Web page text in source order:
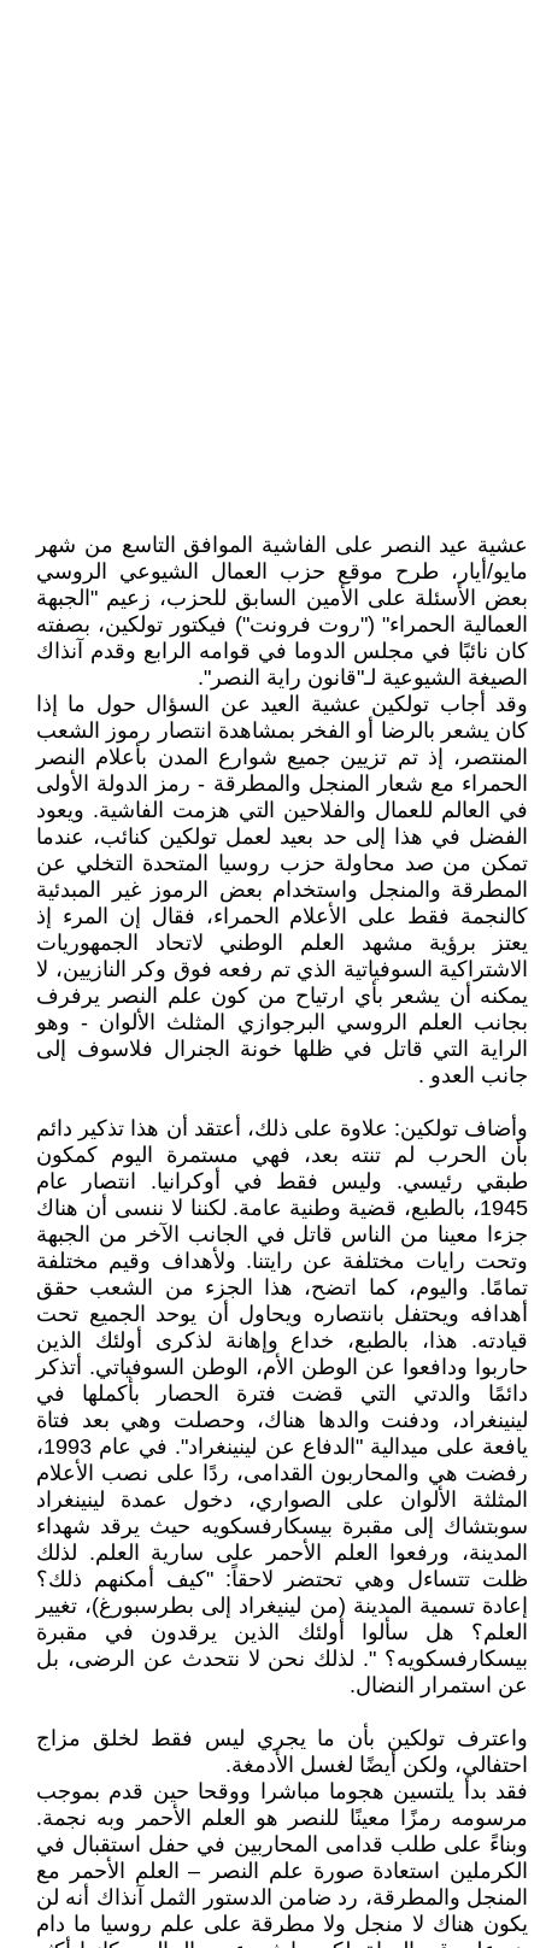
عشية عيد النصر على الفاشية الموافق التاسع من شهر
مايو/أيار، طرح موقع حزب العمال الشيوعي الروسي
بعض الأسئلة على الأمين السابق للحزب، زعيم "الجبهة
العمالية الحمراء" ("روت فرونت") فيكتور تولكين، بصفته
كان نائبًا في مجلس الدوما في قوامه الرابع وقدم آنذاك
الصيغة الشيوعية لـ"قانون راية النصر".
وقد أجاب تولكين عشية العيد عن السؤال حول ما إذا
كان يشعر بالرضا أو الفخر بمشاهدة انتصار رموز الشعب
المنتصر، إذ تم تزيين جميع شوارع المدن بأعلام النصر
الحمراء مع شعار المنجل والمطرقة - رمز الدولة الأولى
في العالم للعمال والفلاحين التي هزمت الفاشية. ويعود
الفضل في هذا إلى حد بعيد لعمل تولكين كنائب، عندما
تمكن من صد محاولة حزب روسيا المتحدة التخلي عن
المطرقة والمنجل واستخدام بعض الرموز غير المبدئية
كالنجمة فقط على الأعلام الحمراء، فقال إن المرء إذ
يعتز برؤية مشهد العلم الوطني لاتحاد الجمهوريات
الاشتراكية السوفياتية الذي تم رفعه فوق وكر النازيين، لا
يمكنه أن يشعر بأي ارتياح من كون علم النصر يرفرف
بجانب العلم الروسي البرجوازي المثلث الألوان - وهو
الراية التي قاتل في ظلها خونة الجنرال فلاسوف إلى
جانب العدو .
وأضاف تولكين: علاوة على ذلك، أعتقد أن هذا تذكير دائم
بأن الحرب لم تنته بعد، فهي مستمرة اليوم كمكون
طبقي رئيسي. وليس فقط في أوكرانيا. انتصار عام
1945، بالطبع، قضية وطنية عامة. لكننا لا ننسى أن هناك
جزءا معينا من الناس قاتل في الجانب الآخر من الجبهة
وتحت رايات مختلفة عن رايتنا. ولأهداف وقيم مختلفة
تمامًا. واليوم، كما اتضح، هذا الجزء من الشعب حقق
أهدافه ويحتفل بانتصاره ويحاول أن يوحد الجميع تحت
قيادته. هذا، بالطبع، خداع وإهانة لذكرى أولئك الذين
حاربوا ودافعوا عن الوطن الأم، الوطن السوفياتي. أتذكر
دائمًا والدتي التي قضت فترة الحصار بأكملها في
لينينغراد، ودفنت والدها هناك، وحصلت وهي بعد فتاة
يافعة على ميدالية "الدفاع عن لينينغراد". في عام 1993،
رفضت هي والمحاربون القدامى، ردًا على نصب الأعلام
المثلثة الألوان على الصواري، دخول عمدة لينينغراد
سوبتشاك إلى مقبرة بيسكارفسكويه حيث يرقد شهداء
المدينة، ورفعوا العلم الأحمر على سارية العلم. لذلك
ظلت تتساءل وهي تحتضر لاحقاً: "كيف أمكنهم ذلك؟
إعادة تسمية المدينة (من لينيغراد إلى بطرسبورغ)، تغيير
العلم؟ هل سألوا أولئك الذين يرقدون في مقبرة
بيسكارفسكويه؟ ". لذلك نحن لا نتحدث عن الرضى، بل
عن استمرار النضال.
واعترف تولكين بأن ما يجري ليس فقط لخلق مزاج
احتفالي، ولكن أيضًا لغسل الأدمغة.
فقد بدأ يلتسين هجوما مباشرا ووقحا حين قدم بموجب
مرسومه رمزًا معينًا للنصر هو العلم الأحمر وبه نجمة.
وبناءً على طلب قدامى المحاربين في حفل استقبال في
الكرملين استعادة صورة علم النصر – العلم الأحمر مع
المنجل والمطرقة، رد ضامن الدستور الثمل آنذاك أنه لن
يكون هناك لا منجل ولا مطرقة على علم روسيا ما دام